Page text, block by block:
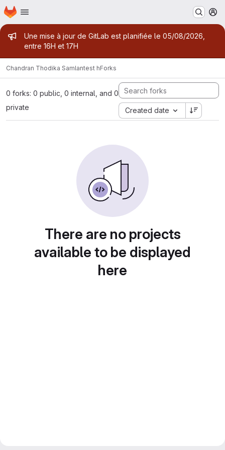
Skip to main content
Homepage
Admin message
Une mise à jour de GitLab est planifiée le 05/08/2026,
entre 16H et 17H
Chandran Thodika Samlantest hForks
0 forks: 0 public, 0 internal, and 0
private
Created date
There are no projects
available to be displayed
here